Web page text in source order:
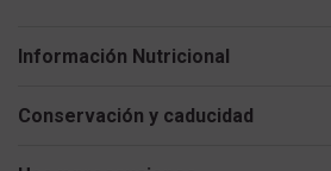
Información Nutricional
Conservación y caducidad